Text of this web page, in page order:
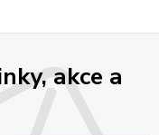
akce a